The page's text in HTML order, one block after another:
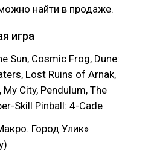
найти в продаже.
игра
Sun, Cosmic Frog, Dune:
Lost Ruins of Arnak,
City, Pendulum, The
Skill Pinball: 4-Cade
Город Улик»